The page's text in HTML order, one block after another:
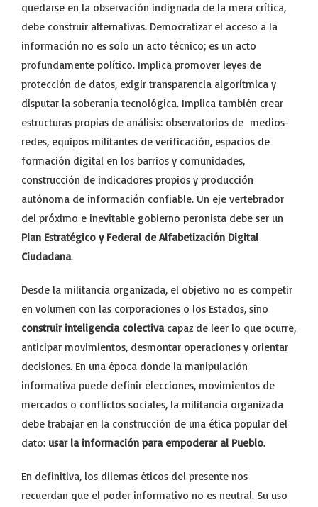
quedarse en la observación indignada de la mera crítica,
debe construir alternativas. Democratizar el acceso a la
información no es solo un acto técnico; es un acto
profundamente político. Implica promover leyes de
protección de datos, exigir transparencia algorítmica y
disputar la soberanía tecnológica. Implica también crear
estructuras propias de análisis: observatorios de medios-
redes, equipos militantes de verificación, espacios de
formación digital en los barrios y comunidades,
construcción de indicadores propios y producción
autónoma de información confiable. Un eje vertebrador
del próximo e inevitable gobierno peronista debe ser un
Plan Estratégico y Federal de Alfabetización Digital
Ciudadana.
Desde la militancia organizada, el objetivo no es competir
en volumen con las corporaciones o los Estados, sino
construir inteligencia colectivacapaz de leer lo que ocurre,
anticipar movimientos, desmontar operaciones y orientar
decisiones. En una época donde la manipulación
informativa puede definir elecciones, movimientos de
mercados o conflictos sociales, la militancia organizada
debe trabajar en la construcción de una ética popular del
dato: usar la información para empoderar al Pueblo.
En definitiva, los dilemas éticos del presente nos
recuerdan que el poder informativo no es neutral. Su uso